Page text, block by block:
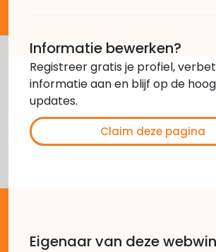
Informatie bewerken?
Registreer gratis je profiel,
informatie aan en blijf op de
updates.
Claim deze pagina
Eigenaar van deze